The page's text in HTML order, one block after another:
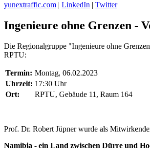
yunextraffic.com | LinkedIn | Twitter
Ingenieure ohne Grenzen -
Die Regionalgruppe "Ingenieure ohne
RPTU:
Termin: Montag, 06.02.2023
Uhrzeit: 17:30 Uhr
Ort:
RPTU, Gebäude 11, Raum 164
Prof. Dr. Robert Jüpner wurde als
Namibia - ein Land zwischen Dürre und